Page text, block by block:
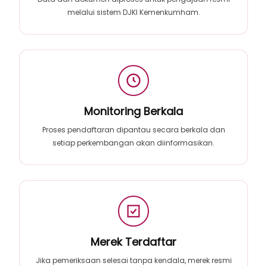
melalui sistem DJKI Kemenkumham.
Monitoring Berkala
Proses pendaftaran dipantau secara berkala dan
setiap perkembangan akan diinformasikan.
Merek Terdaftar
Jika pemeriksaan selesai tanpa kendala, merek resmi